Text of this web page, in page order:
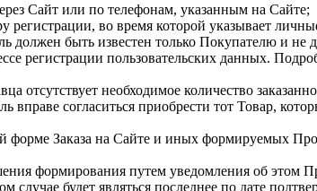
Сайт или по телефонам, указанным на Сайте;
регистрации, во время которой указывает
должен быть известен только Покупателю и
регистрации пользовательских данных.
отсутствует необходимое количество
согласиться приобрести тот Товар,
форме Заказа на Сайте и иных формируемых
формирования путем уведомления об
будет являться последнее по дате